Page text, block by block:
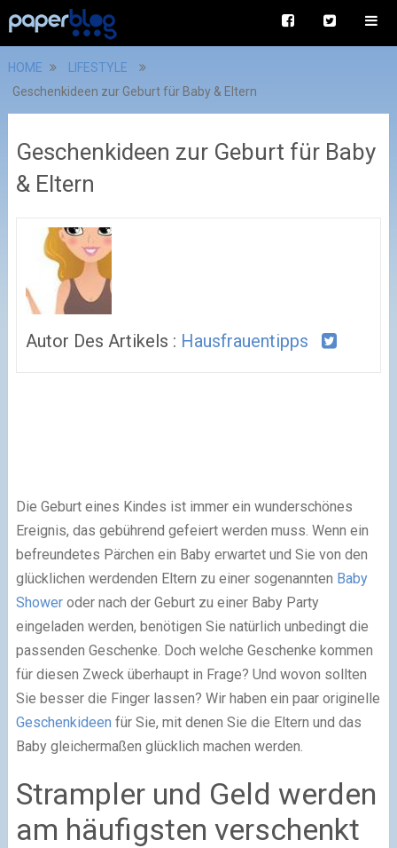
HOME
LIFESTYLE
Geschenkideen zur Geburt für Baby & Eltern
Geschenkideen zur Geburt für Baby
& Eltern
Autor Des Artikels : Hausfrauentipps
Die Geburt eines Kindes ist immer ein wunderschönes
Ereignis, das gebührend gefeiert werden muss. Wenn ein
befreundetes Pärchen ein Baby erwartet und Sie von den
glücklichen werdenden Eltern zu einer sogenannten Baby
Showeroder nach der Geburt zu einer Baby Party
eingeladen werden, benötigen Sie natürlich unbedingt die
passenden Geschenke. Doch welche Geschenke kommen
für diesen Zweck überhaupt in Frage? Und wovon sollten
Sie besser die Finger lassen? Wir haben ein paar originelle
Geschenkideen für Sie, mit denen Sie die Eltern und das
Baby gleichermaßen glücklich machen werden.
Strampler und Geld werden
am häufigsten verschenkt